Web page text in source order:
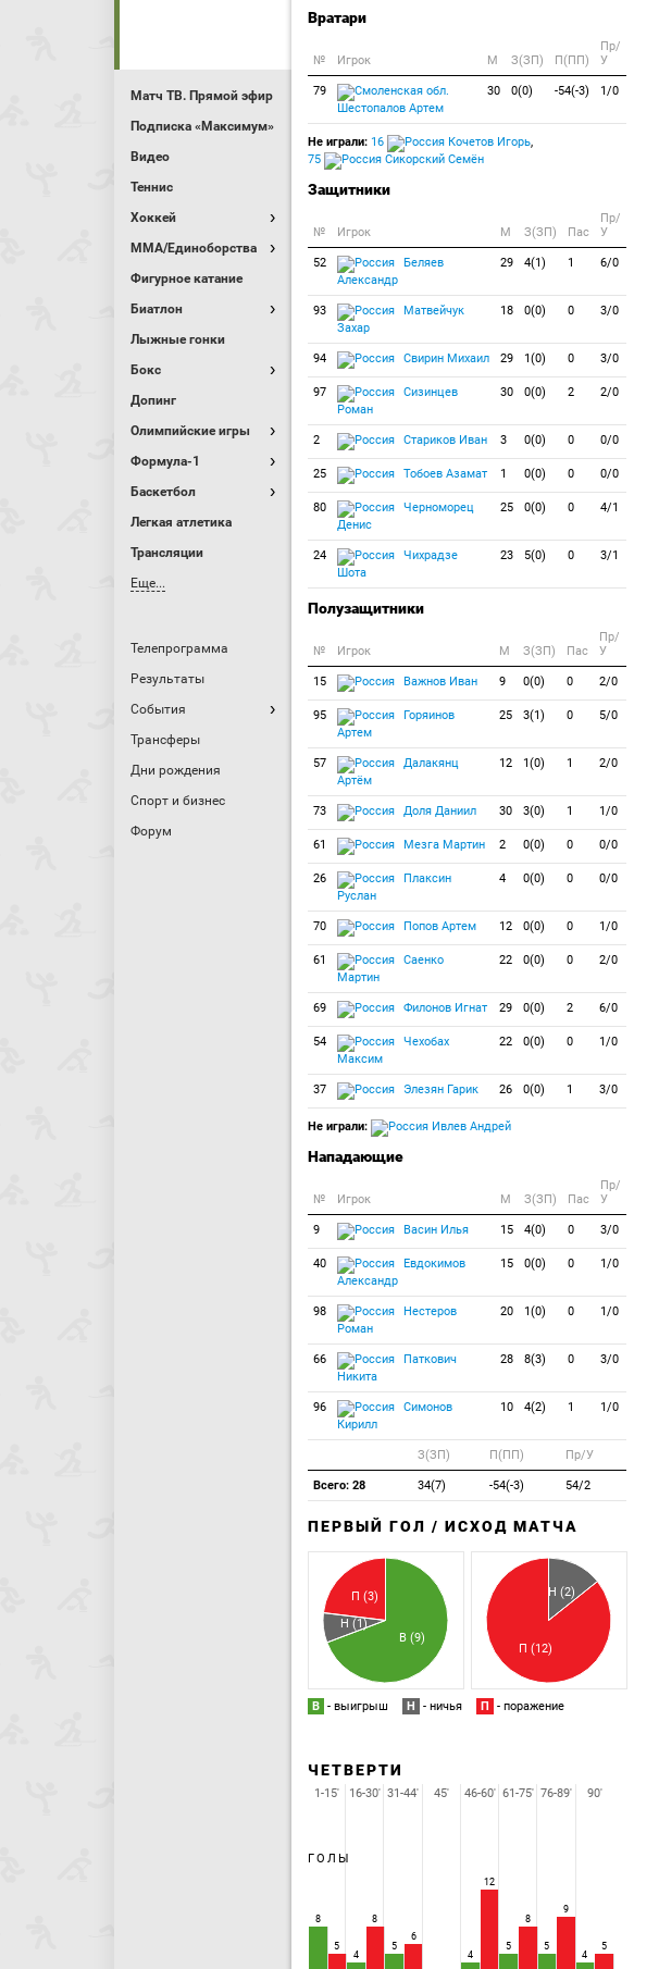
Матч ТВ. Прямой эфир
Подписка «Максимум»
Видео
Теннис
Хоккей
MMA/Единоборства
Фигурное катание
Биатлон
Лыжные гонки
Бокс
Допинг
Олимпийские игры
Формула-1
Баскетбол
Легкая атлетика
Трансляции
Еще...
Телепрограмма
Результаты
События
Трансферы
Дни рождения
Спорт и бизнес
Форум
Вратари
№ Игрок M З(ЗП) П(ПП)
Пр/
У
79
Шестопалов Артем
30 0(0) -54(-3) 1/0
Не играли: 16 Кочетов Игорь,
75
Сикорский Семён
Защитники
№ Игрок M З(ЗП) Пас
Пр/
У
52
Беляев
Александр
29 4(1) 1 6/0
93
Матвейчук
Захар
18 0(0) 0 3/0
94 Свирин Михаил 29 1(0) 0 3/0
97
Сизинцев
Роман
30 0(0) 2 2/0
2 Стариков Иван 3 0(0) 0 0/0
25 Тобоев Азамат 1 0(0) 0 0/0
80
Черноморец
Денис
25 0(0) 0 4/1
24
Чихрадзе
Шота
23 5(0) 0 3/1
Полузащитники
№ Игрок M З(ЗП) Пас
Пр/
У
15 Важнов Иван 9 0(0) 0 2/0
95
Горяинов
Артем
25 3(1) 0 5/0
57
Далакянц
Артём
12 1(0) 1 2/0
73 Доля Даниил 30 3(0) 1 1/0
61 Мезга Мартин 2 0(0) 0 0/0
26
Плаксин
Руслан
4 0(0) 0 0/0
70 Попов Артем 12 0(0) 0 1/0
61
Саенко
Мартин
22 0(0) 0 2/0
69 Филонов Игнат 29 0(0) 2 6/0
54
Чехобах
Максим
22 0(0) 0 1/0
37 Элезян Гарик 26 0(0) 1 3/0
Не играли: Ивлев Андрей
Нападающие
№ Игрок M З(ЗП) Пас
Пр/
У
9 Васин Илья 15 4(0) 0 3/0
40
Евдокимов
Александр
15 0(0) 0 1/0
98
Нестеров
Роман
20 1(0) 0 1/0
66
Паткович
Никита
28 8(3) 0 3/0
96
Симонов
Кирилл
10 4(2) 1 1/0
З(ЗП) П(ПП) Пр/У
Всего: 28 34(7) -54(-3) 54/2
ПЕРВЫЙ ГОЛ / ИСХОД МАТЧА
В (9)
Н (1)
П (3) Н (2)
П (12)
В - выигрыш Н - ничья П - поражение
ЧЕТВЕРТИ
ГОЛЫ
8
5
4
8
5
6
4
12
5
8
5
9
4
5
1-15' 16-30' 31-44' 45' 46-60' 61-75' 76-89' 90'